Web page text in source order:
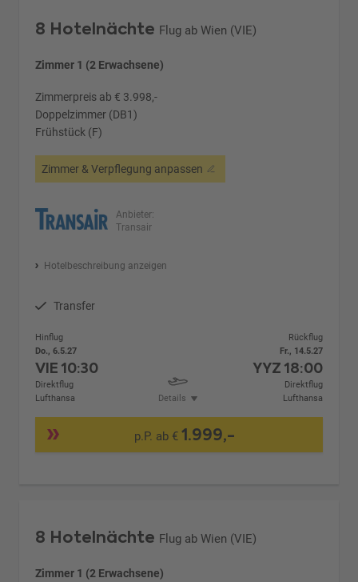
8 Hotelnächte Flug ab Wien (VIE)
Zimmer 1 (2 Erwachsene)
Zimmerpreis ab € 3.998,-
Doppelzimmer (DB1)
Frühstück (F)
Zimmer & Verpflegung anpassen
Anbieter:
Transair
Hotelbeschreibung anzeigen
Transfer
Hinflug
Do., 6.5.27
VIE10:30
Direktflug
Lufthansa
Details
Rückflug
Fr., 14.5.27
YYZ 18:00
Direktflug
Lufthansa
p.P. ab €1.999,-
8 Hotelnächte Flug ab Wien (VIE)
Zimmer 1 (2 Erwachsene)